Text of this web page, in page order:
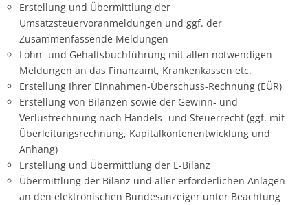
Erstellung und Übermittlung der
Umsatzsteuervoranmeldungen und ggf. der
Zusammenfassende Meldungen
Lohn- und Gehaltsbuchführung mit allen notwendigen
Meldungen an das Finanzamt, Krankenkassen etc.
Erstellung Ihrer Einnahmen-Überschuss-Rechnung (EÜR)
Erstellung von Bilanzen sowie der Gewinn- und
Verlustrechnung nach Handels- und Steuerrecht (ggf. mit
Überleitungsrechnung, Kapitalkontenentwicklung und
Anhang)
Erstellung und Übermittlung der E-Bilanz
Übermittlung der Bilanz und aller erforderlichen Anlagen
an den elektronischen Bundesanzeiger unter Beachtung